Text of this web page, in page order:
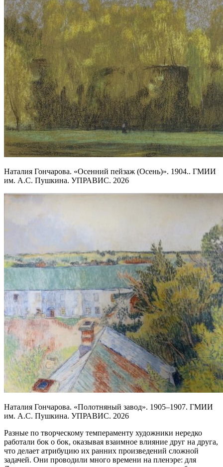
Наталия Гончарова. «Осенний пейзаж (Осень)». 1904.. ГМИИ
им. А.С. Пушкина. УПРАВИС. 2026
Наталия Гончарова. «Полотняный завод». 1905–1907. ГМИИ
им. А.С. Пушкина. УПРАВИС. 2026
Разные по творческому темпераменту художники нередко
работали бок о бок, оказывая взаимное влияние друг на друга,
что делает атрибуцию их ранних произведений сложной
задачей. Они проводили много времени на пленэре: для